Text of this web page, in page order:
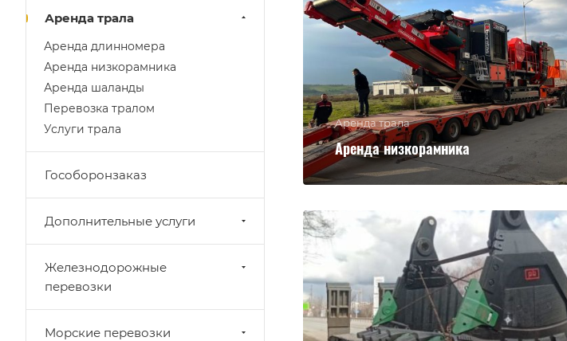
Аренда трала
Аренда низкорамника
Аренда трала
Аренда длинномера
Аренда низкорамника
Аренда шаланды
Перевозка тралом
Услуги трала
Гособоронзаказ
Дополнительные услуги
Железнодорожные
перевозки
Морские перевозки